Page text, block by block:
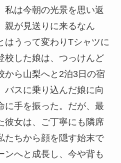
私は今朝の光景を思い返
親が見送りに来るなん
はうって変わりTシャツに
校した娘は、つっけんど
から山梨へと2泊3日の宿
バスに乗り込んだ娘に向
に手を振った。だが、最
彼女は、ご丁寧にも隣席
たちから顔を隠す始末で
ンへと成長し、今や背も